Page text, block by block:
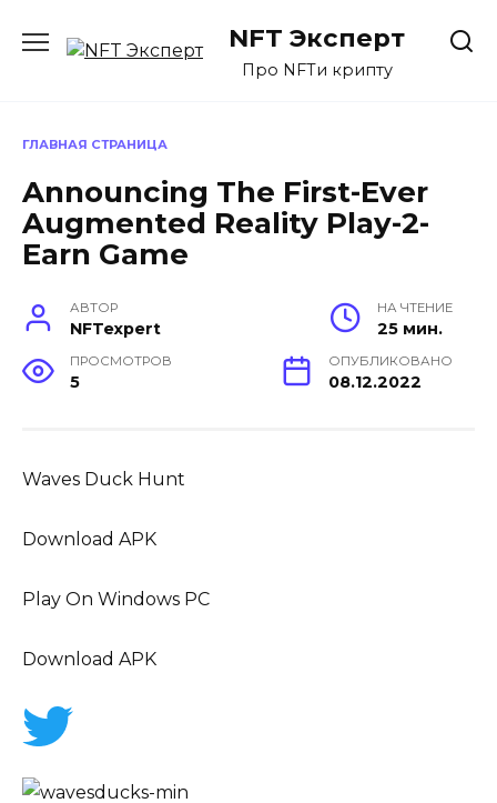
содержанию
NFT Эксперт
Про NFTи крипту
ГЛАВНАЯ СТРАНИЦА
Announcing The First-Ever
Augmented Reality Play-2-
Earn Game
АВТОР
NFTexpert
НА ЧТЕНИЕ
25 мин.
ПРОСМОТРОВ
5
ОПУБЛИКОВАНО
08.12.2022
Waves Duck Hunt
Download APK
Play On Windows PC
Download APK